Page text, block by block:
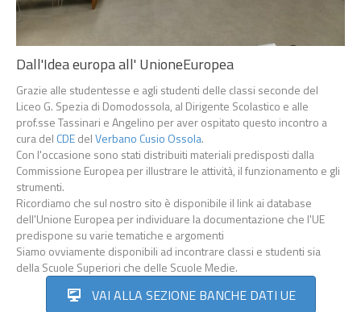
Dall'Idea europa all' UnioneEuropea
Grazie alle studentesse e agli studenti delle classi seconde del
Liceo G. Spezia di Domodossola, al Dirigente Scolastico e alle
prof.sse Tassinari e Angelino per aver ospitato questo incontro a
cura del CDEdelVerbano Cusio Ossola.
Con l'occasione sono stati distribuiti materiali predisposti dalla
Commissione Europea per illustrare le attività, il funzionamento e gli
strumenti.
Ricordiamo che sul nostro sito è disponibile il link ai database
dell'Unione Europea per individuare la documentazione che l'UE
predispone su varie tematiche e argomenti
Siamo ovviamente disponibili ad incontrare classi e studenti sia
della Scuole Superiori che delle Scuole Medie.
VAI ALLA SEZIONE BANCHE DATI UE